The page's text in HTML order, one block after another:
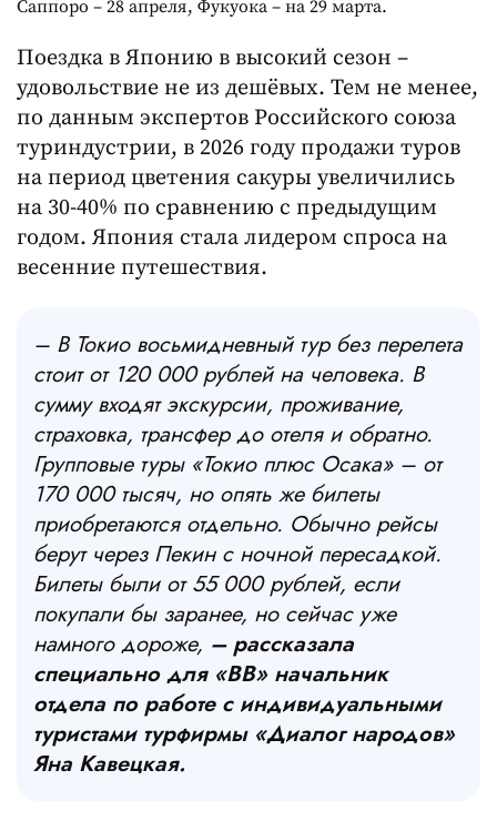
Саппоро – 28 апреля, Фукуока – на 29 марта.
Поездка в Японию в высокий сезон –
удовольствие не из дешёвых. Тем не менее,
по данным экспертов Российского союза
туриндустрии, в 2026 году продажи туров
на период цветения сакуры увеличились
на 30-40% по сравнению с предыдущим
годом. Япония стала лидером спроса на
весенние путешествия.
– В Токио восьмидневный тур без перелета
стоит от 120 000 рублей на человека. В
сумму входят экскурсии, проживание,
страховка, трансфер до отеля и обратно.
Групповые туры «Токио плюс Осака» – от
170 000 тысяч, но опять же билеты
приобретаются отдельно. Обычно рейсы
берут через Пекин с ночной пересадкой.
Билеты были от 55 000 рублей, если
покупали бы заранее, но сейчас уже
намного дороже, – рассказала
специально для «ВВ» начальник
отдела по работе с индивидуальными
туристами турфирмы «Диалог народов»
Яна Кавецкая.